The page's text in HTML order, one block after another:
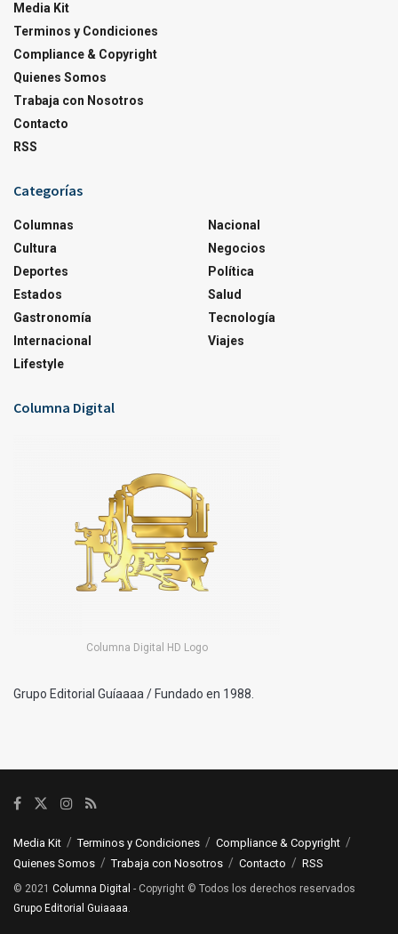
Media Kit
Terminos y Condiciones
Compliance & Copyright
Quienes Somos
Trabaja con Nosotros
Contacto
RSS
Categorías
Columnas
Cultura
Deportes
Estados
Gastronomía
Internacional
Lifestyle
Nacional
Negocios
Política
Salud
Tecnología
Viajes
Columna Digital
Columna Digital HD Logo
Grupo Editorial Guíaaaa / Fundado en 1988.
Media Kit Terminos y Condiciones
Compliance & Copyright
Quienes Somos
Trabaja con Nosotros Contacto RSS
© 2021 Columna Digital - Copyright © Todos los derechos reservados
Grupo Editorial Guiaaaa.